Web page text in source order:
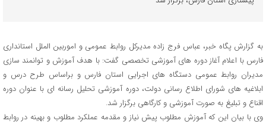
به گزارش پگاه خبر، عباس فرج زاده مدیرکل روابط عمومی و اموربین الملل استانداری
فارس با اعلام آغاز دوره های آموزشی تخصصی گفت: با هدف آموزش و توانمند سازی
مدیران روابط عمومی دستگاه های اجرایی استان فارس و براساس طرح درس و
ابلاغیه های شورای اطلاع رسانی دولت، دوره آموزشی تحلیل رسانه ای با عنوان دوره
اقناع و تبلیغ به صورت آموزشی و کارگاهی برگزار شد.
وی با بیان این که آموزش مطلوب پیش نیاز و مقدمه عملکرد مطلوب و بهینه در روابط